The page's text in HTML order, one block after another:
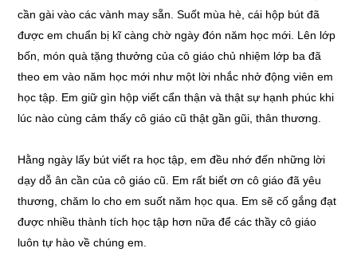
cần gài vào các vành may sẵn. Suốt mùa hè, cái hộp bút đã
được em chuẩn bị kĩ càng chờ ngày đón năm học mới. Lên lớp
bốn, món quà tặng thưởng của cô giáo chủ nhiệm lớp ba đã
theo em vào năm học mới như một lời nhắc nhở động viên em
học tập. Em giữ gìn hộp viết cẩn thận và thật sự hạnh phúc khi
lúc nào cùng cảm thấy cô giáo cũ thật gần gũi, thân thương.
Hằng ngày lấy bút viết ra học tập, em đều nhớ đến những lời
dạy dỗ ân cần của cô giáo cũ. Em rất biết ơn cô giáo đã yêu
thương, chăm lo cho em suốt năm học qua. Em sẽ cố gắng đạt
được nhiều thành tích học tập hơn nữa để các thầy cô giáo
luôn tự hào về chúng em.